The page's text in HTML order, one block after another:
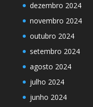
dezembro 2024
novembro 2024
outubro 2024
setembro 2024
agosto 2024
julho 2024
junho 2024